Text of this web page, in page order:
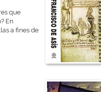
que
En
a fines de